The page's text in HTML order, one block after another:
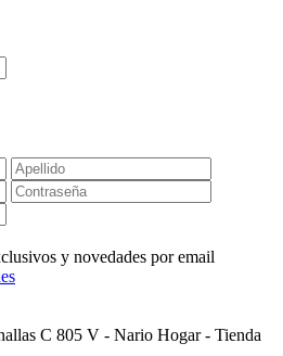
y novedades por email